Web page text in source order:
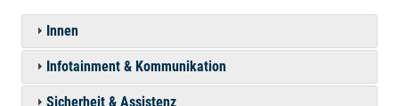
Innen
Infotainment & Kommunikation
Sicherheit & Assistenz